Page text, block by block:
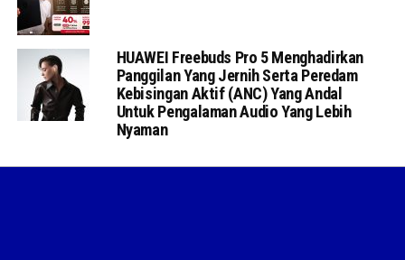
HUAWEI Freebuds Pro 5 Menghadirkan
Panggilan Yang Jernih Serta Peredam
Kebisingan Aktif (ANC) Yang Andal
Untuk Pengalaman Audio Yang Lebih
Nyaman